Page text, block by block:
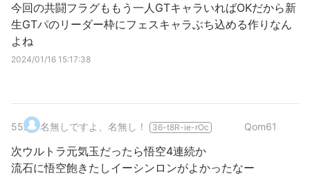
今回の共闘フラグももう一人GTキャラいればOKだから新
生GTパのリーダー枠にフェスキャラぶち込める作りなん
よね
2024/01/16 15:17:38
55. 名無しですよ、名無し！ 36-t8R-ie-rOc Qom61
次ウルトラ元気玉だったら悟空4連続か
流石に悟空飽きたしイーシンロンがよかったなー